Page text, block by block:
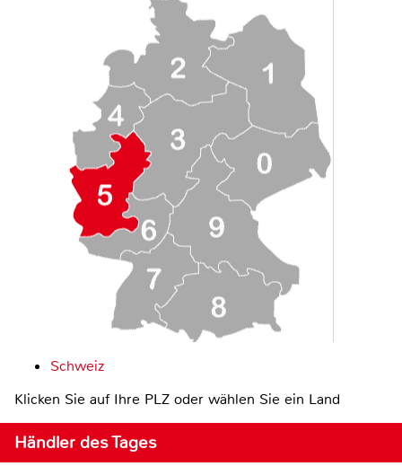
Schweiz
Klicken Sie auf Ihre PLZ oder wählen Sie ein Land
Händler des Tages